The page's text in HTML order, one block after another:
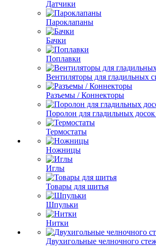
Датчики
Пароклапаны
Бачки
Поплавки
Вентиляторы для гладильных
Разъемы / Коннекторы
Поролон для гладильных досок
Термостаты
Ножницы
Иглы
Товары для шитья
Шпульки
Нитки
Двухигольные челночного